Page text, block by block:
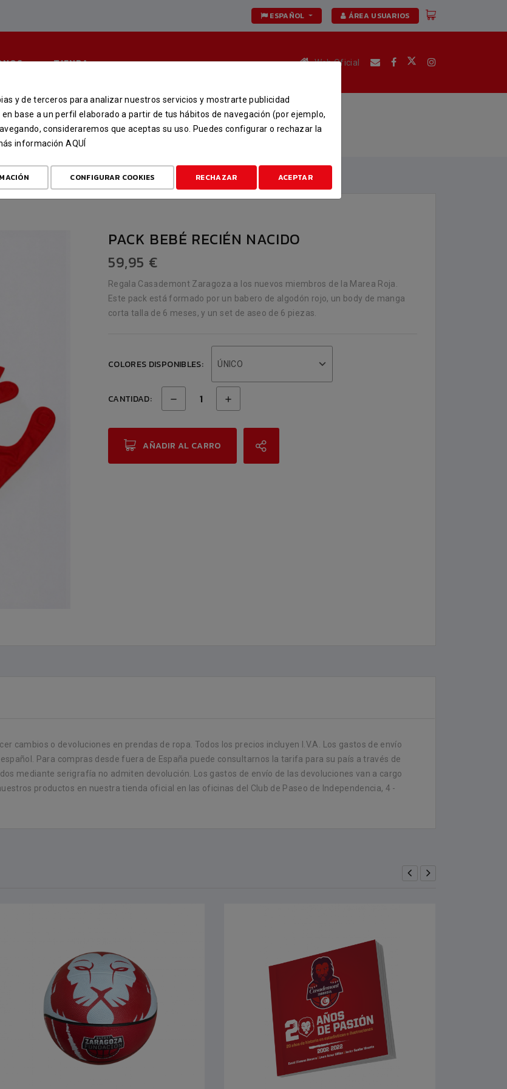
ESPAÑOL ÁREA USUARIOS
TIENDA Web Oficial
BEBÉ RECIÉN NACIDO
TIENDA MERCHANDISING
PACK BEBÉ RECIÉN NACIDO
59,95 €
Regala Casademont Zaragoza a los nuevos miembros de la Marea Roja.
Este pack está formado por un babero de algodón rojo, un body de manga
corta talla de 6 meses, y un set de aseo de 6 piezas.
COLORES DISPONIBLES: ÚNICO
CANTIDAD:
AÑADIR AL CARRO
cambios o devoluciones en prendas de ropa. Todos los precios incluyen I.V.A. Los gastos de envío
Para compras desde fuera de España puede consultarnos la tarifa para su país a través de
mediante serigrafía no admiten devolución. Los gastos de envío de las devoluciones van a cargo
productos en nuestra tienda oficial en las oficinas del Club de Paseo de Independencia, 4 -
y de terceros para analizar nuestros servicios y mostrarte publicidad
base a un perfil elaborado a partir de tus hábitos de navegación (por ejemplo,
consideraremos que aceptas su uso. Puedes configurar o rechazar la
informaciónAQUÍ
CONFIGURAR COOKIES RECHAZAR ACEPTAR